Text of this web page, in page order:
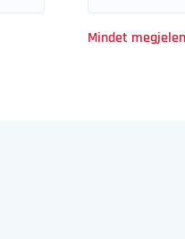
Mindet